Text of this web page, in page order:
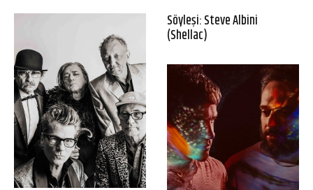
Söyleşi: Steve Albini
(Shellac)